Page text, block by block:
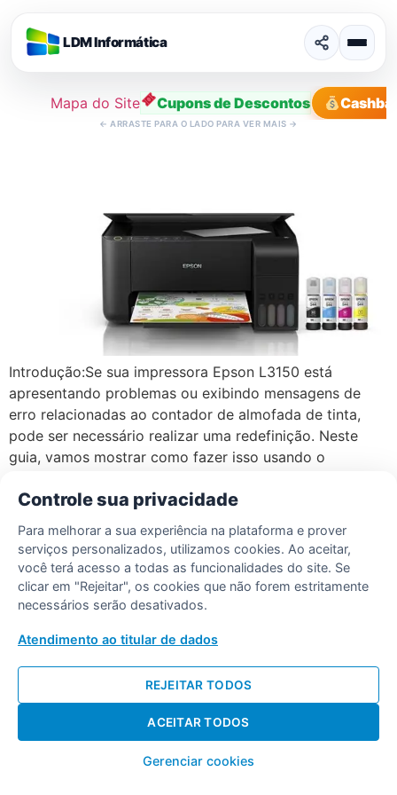
LDM Informática
Mapa do Site Cupons de Descontos
← ARRASTE PARA O LADO PARA VER MAIS →
Introdução:Se sua impressora Epson L3150 está
apresentando problemas ou exibindo mensagens de
erro relacionadas ao contador de almofada de tinta,
pode ser necessário realizar uma redefinição. Neste
guia, vamos mostrar como fazer isso usando o
um reset manual. Passo a Passo para Redefinir a Epson
L3150 […]
Desenvolvido por Diogo Soares
Controle sua privacidade
Para melhorar a sua experiência na plataforma e prover
serviços personalizados, utilizamos cookies. Ao aceitar,
você terá acesso a todas as funcionalidades do site. Se
clicar em "Rejeitar", os cookies que não forem estritamente
necessários serão desativados.
Atendimento ao titular de dados
Gerenciar cookies
REJEITAR TODOS
ACEITAR TODOS